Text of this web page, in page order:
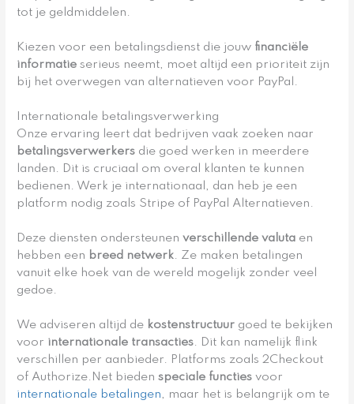
tot je geldmiddelen.
Kiezen voor een betalingsdienst die jouw financiële
informatie serieus neemt, moet altijd een prioriteit zijn
bij het overwegen van alternatieven voor PayPal.
Internationale betalingsverwerking
Onze ervaring leert dat bedrijven vaak zoeken naar
betalingsverwerkers die goed werken in meerdere
landen. Dit is cruciaal om overal klanten te kunnen
bedienen. Werk je internationaal, dan heb je een
platform nodig zoals Stripe of PayPal Alternatieven.
Deze diensten ondersteunenverschillende valuta en
hebben een breed netwerk. Ze maken betalingen
vanuit elke hoek van de wereld mogelijk zonder veel
gedoe.
We adviseren altijd de kostenstructuur goed te bekijken
voor internationale transacties. Dit kan namelijk flink
verschillen per aanbieder. Platforms zoals 2Checkout
of Authorize.Net biedenspeciale functies voor
internationale betalingen, maar het is belangrijk om te